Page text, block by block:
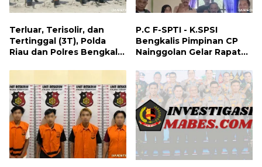
Terluar, Terisolir, dan
Tertinggal (3T), Polda
Riau dan Polres Bengkalis
Kesehatan Gratis, hingga
Dialog Kebangsaan di
Rupat
P.C F-SPTI - K.SPSI
Bengkalis Pimpinan CP
Nainggolan Gelar Rapat
dan Ranting Khusus